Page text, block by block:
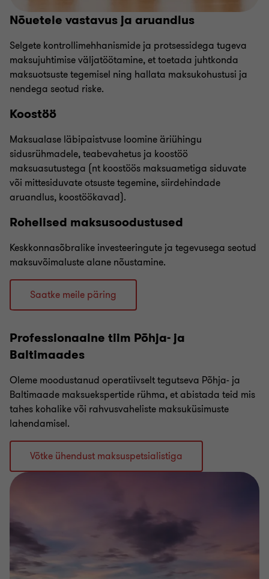
Nõuetele vastavus ja aruandlus
Selgete kontrollimehhanismide ja protsessidega tugeva
maksujuhtimise väljatöötamine, et toetada juhtkonda
maksuotsuste tegemisel ning hallata maksukohustusi ja
nendega seotud riske.
Koostöö
Maksualase läbipaistvuse loomine äriühingu
sidusrühmadele, teabevahetus ja koostöö
maksuasutustega (nt koostöös maksuametiga siduvate
või mittesiduvate otsuste tegemine, siirdehindade
aruandlus, koostöökavad).
Rohelised maksusoodustused
Keskkonnasõbralike investeeringute ja tegevusega seotud
maksuvõimaluste alane nõustamine.
Saatke meile päring
Professionaalne tiim Põhja- ja
Baltimaades
Oleme moodustanud operatiivselt tegutseva Põhja- ja
Baltimaade maksuekspertide rühma, et abistada teid mis
tahes kohalike või rahvusvaheliste maksuküsimuste
lahendamisel.
Võtke ühendust maksuspetsialistiga